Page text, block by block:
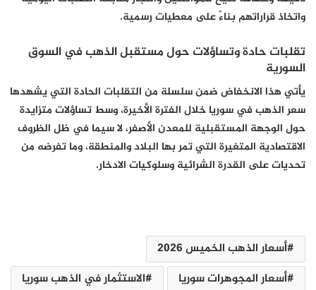
واتخاذ قراراتهم بناءً على معطيات رسمية.
تقلبات حادة وتساؤلات حول مستقبل الذهب في السوق
السورية
يأتي هذا الانخفاض ضمن سلسلة من التقلبات الحادة التي يشهدها
سعر الذهب في سوريا خلال الفترة الأخيرة، وسط تساؤلات متزايدة
حول الوجهة المستقبلية للمعدن الأصفر، لا سيما في ظل الظروف
الاقتصادية المتغيرة التي تمر بها البلاد والمنطقة، وما تفرضه من
تحديات على القدرة الشرائية وسلوكيات الادخار.
أسعار الذهب الخميس 2026
أسعار المجوهرات سوريا
الاستثمار في الذهب سوريا